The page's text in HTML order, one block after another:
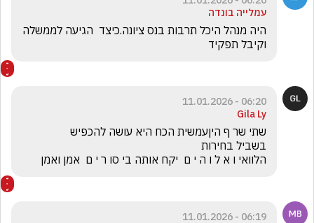
עמלייה בונדה
וקיבל תפקיד
06:20 - 11.01.2026
Gila Ly
הלוואי ו א ל ו ה י ם  יקח אותה בי סו ר י ם  אמן ואמן
06:19 - 11.01.2026